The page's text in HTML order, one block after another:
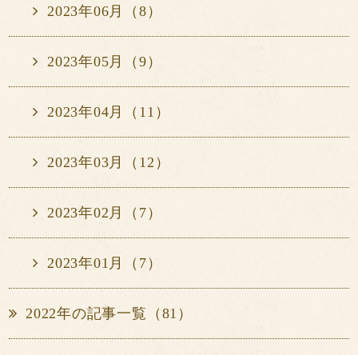
2023年06月（8）
2023年05月（9）
2023年04月（11）
2023年03月（12）
2023年02月（7）
2023年01月（7）
2022年の記事一覧（81）